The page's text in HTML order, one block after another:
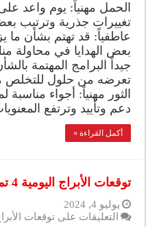
الحمل مهنياً: يوم واعد
تغييرات جذرية وترتيب
عاطفياً: قد تهتم بشأن
بعض الهدايا في محاولة
جيداً البرامج المهتمة
تعرضه من حلول للتخلص
الثور مهنياً: أجواء
دعم وتأييد وترتفع
أكمل القراءة »
توقعات الأبراج اليومية 4 تموز
يوليو 4, 2024
التعليقات على توقعات الأبراج